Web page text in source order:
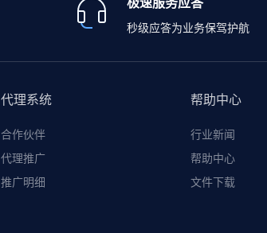
秒级应答为业务保驾护航
代理系统
合作伙伴
代理推广
推广明细
帮助中心
行业新闻
帮助中心
文件下载